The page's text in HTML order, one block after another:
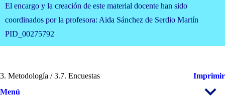
El encargo y la creación de este material docente han sido
coordinados por la profesora: Aida Sánchez de Serdio Martín
PID_00275792
3. Metodología / 3.7. Encuestas
Imprimir
Menú